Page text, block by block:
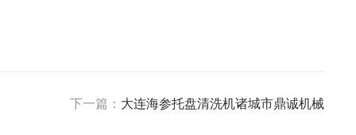
下一篇： 大连海参托盘清洗机诸城市鼎诚机械